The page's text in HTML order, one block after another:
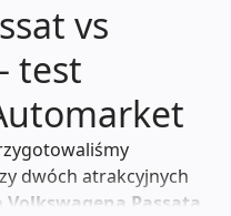
vs
test
dwóch atrakcyjnych
Volkswagena Passata